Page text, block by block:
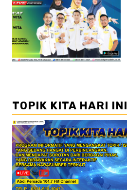
//2
TOPIK KITA HARI INI